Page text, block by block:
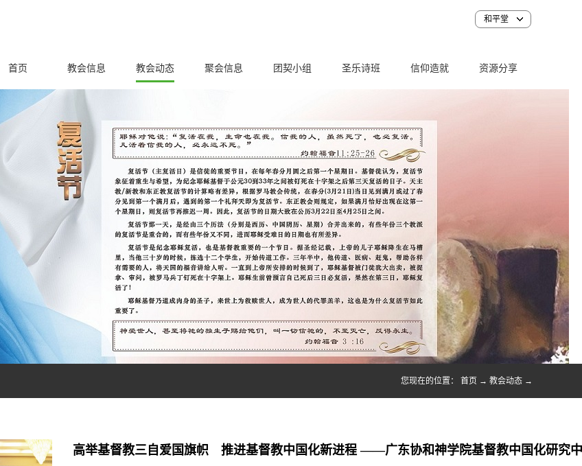
和平堂
首页 教会信息 教会动态 聚会信息 团契小组 圣乐诗班 信仰造就 资源分享
您现在的位置： 首页 → 教会动态 →
高举基督教三自爱国旗帜 推进基督教中国化新进程 ​——广东协和神学院基督教中国化研究